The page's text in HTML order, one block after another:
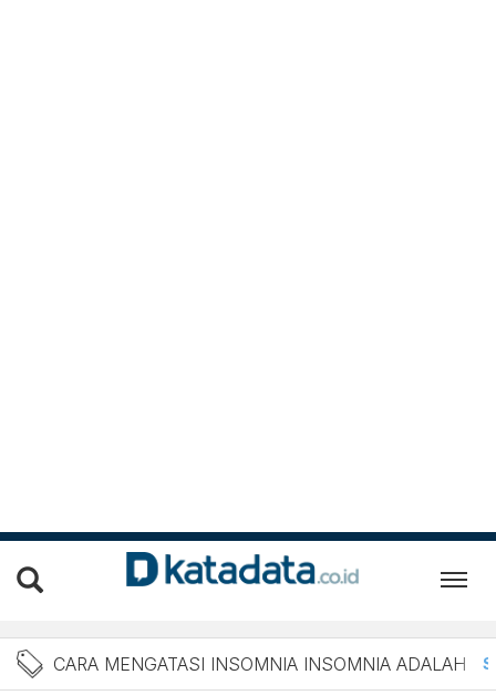
Berita cara mengatasi
CARA MENGATASI INSOMNIA INSOMNIA ADALAH